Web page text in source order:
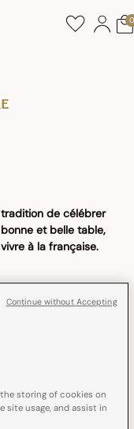
0
de célébrer
et belle table,
à la française.
à cuisiner les
grâce aux
trouverez une
qui raviront les
storing of cookies on
site usage, and assist in
Continue without Accepting